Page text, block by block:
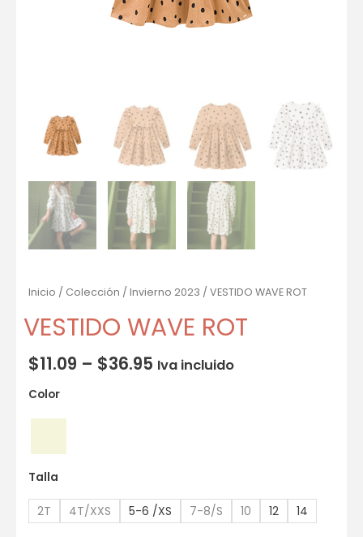
Inicio / Colección / Invierno 2023 / VESTIDO WAVE ROT
VESTIDO WAVE ROT
$11.09 – $36.95 Iva incluido
Color
Talla
2T 4T/XXS 5-6 /XS 7-8/S 10 12 14